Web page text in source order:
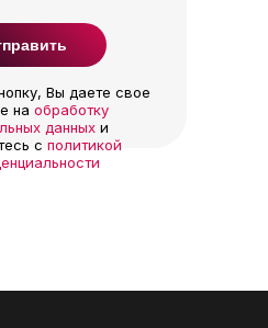
Вы даете свое
на обработку
данных и
c политикой